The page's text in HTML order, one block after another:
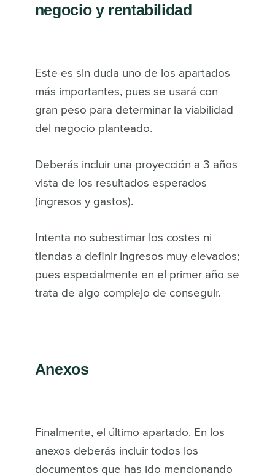
negocio y rentabilidad
Este es sin duda uno de los apartados
más importantes, pues se usará con
gran peso para determinar la viabilidad
del negocio planteado.
Deberás incluir una proyección a 3 años
vista de los resultados esperados
(ingresos y gastos).
Intenta no subestimar los costes ni
tiendas a definir ingresos muy elevados;
pues especialmente en el primer año se
trata de algo complejo de conseguir.
Anexos
Finalmente, el último apartado. En los
anexos deberás incluir todos los
documentos que has ido mencionando